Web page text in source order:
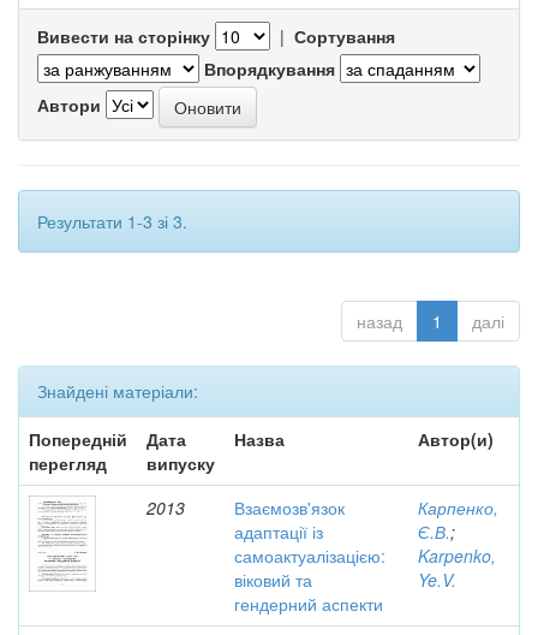
Вивести на сторінку | Сортування
Впорядкування
Автори
Результати 1-3 зі 3.
назад 1 далі
Знайдені матеріали:
Попередній
перегляд
Дата
випуску
Назва Автор(и)
2013
Взаємозв'язок
адаптації із
самоактуалізацією:
віковий та
гендерний аспекти
Карпенко,
Є.В.;
Karpenko,
Ye.V.